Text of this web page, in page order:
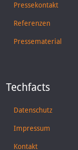
Pressekontakt
Referenzen
Pressematerial
Techfacts
Datenschutz
Impressum
Kontakt